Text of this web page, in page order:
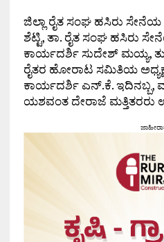
ಜಿಲ್ಲಾ ರೈತ ಸಂಘ ಹಸಿರು
ಶೆಟ್ಟಿ, ತಾ. ರೈತ ಸಂಘ ಹಸಿರು
ಕಾರ್ಯದರ್ಶಿ ಸುದೇಶ್ ಮಯ್ಯ,
ರೈತರ ಹೋರಾಟ ಸಮಿತಿಯ
ಕಾರ್ಯದರ್ಶಿ ಎನ್.ಕೆ. ಇದಿನಬ್ಬ,
ಯಶವಂತ ದೇರಾಜೆ ಮತ್ತಿತರರು